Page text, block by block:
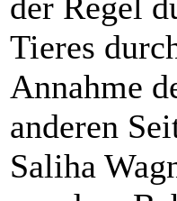
Tieres
Annahme
anderen
Saliha